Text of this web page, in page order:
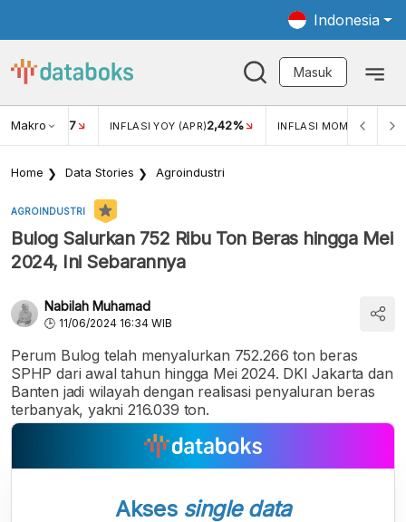
Indonesia
Masuk
Makro
USD/IDR 17 INFLASI YOY (APR)2,42% INFLASI MOM (APR)
Home Data Stories Agroindustri
AGROINDUSTRI
Bulog Salurkan 752 Ribu Ton Beras hingga Mei
2024, Ini Sebarannya
Nabilah Muhamad
11/06/2024 16:34 WIB
Perum Bulog telah menyalurkan 752.266 ton beras
SPHP dari awal tahun hingga Mei 2024. DKI Jakarta dan
Banten jadi wilayah dengan realisasi penyaluran beras
terbanyak, yakni 216.039 ton.
Akses single data